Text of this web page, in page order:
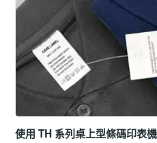
使用 TH 系列桌上型條碼印表